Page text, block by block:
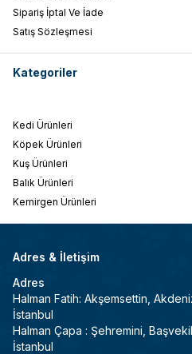
Sipariş İptal Ve İade
Satış Sözleşmesi
Kategoriler
Kedi Ürünleri
Köpek Ürünleri
Kuş Ürünleri
Balık Ürünleri
Kemirgen Ürünleri
Adres & İletişim
Adres
Halman Fatih: Akşemsettin,
İstanbul
Halman Çapa : Şehremini,
İstanbul